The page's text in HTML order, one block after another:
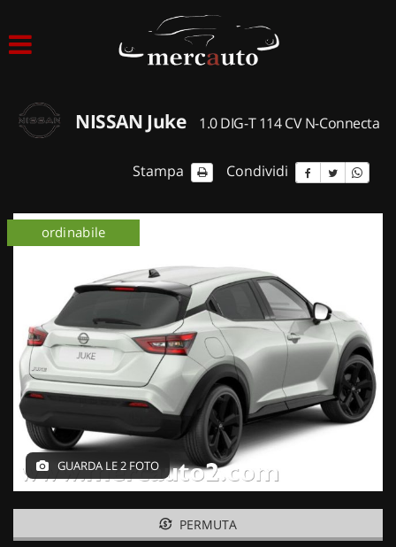
ACQUISTIAMO USATO
NOLEGGIO AUTO
NOLEGGIO LUNGO TERMINE
NOLEGGIO BREVE TERMINE
CONTATTI
NISSAN Juke 1.0 DIG-T 114 CV N-Connecta
Stampa Condividi
ordinabile
GUARDA LE 2 FOTO
PERMUTA